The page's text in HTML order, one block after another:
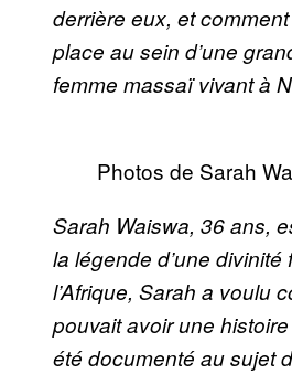
derrière eux, et
place au sein d’une
femme massaï vivant à
Photos de Sarah
Sarah Waiswa, 36 ans,
la légende d’une
l’Afrique, Sarah a voulu
pouvait avoir une
été documenté au sujet